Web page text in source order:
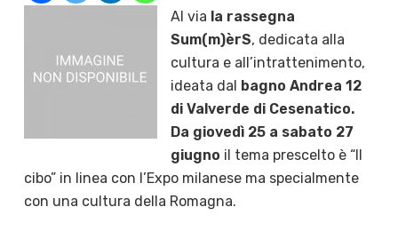
Al via la rassegna
Sum(m)èrS, dedicata alla
cultura e all’intrattenimento,
ideata dal bagno Andrea 12
di Valverde di Cesenatico.
Da giovedì 25 a sabato 27
giugno il tema prescelto è “Il
cibo” in linea con l’Expo milanese ma specialmente
con una cultura della Romagna.